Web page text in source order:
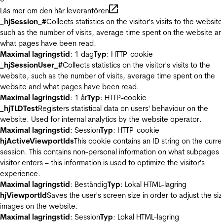
Läs mer om den här leverantören
_hjSession_#Collects statistics on the visitor's visits to the
such as the number of visits, average time spent on the website
what pages have been read.
Maximal lagringstid: 1 dagTyp: HTTP-cookie
_hjSessionUser_#Collects statistics on the visitor's visits to the
website, such as the number of visits, average time spent on the
website and what pages have been read.
Maximal lagringstid: 1 årTyp: HTTP-cookie
_hjTLDTestRegisters statistical data on users' behaviour on the
website. Used for internal analytics by the website operator.
Maximal lagringstid: SessionTyp: HTTP-cookie
hjActiveViewportIdsThis cookie contains an ID string on the
session. This contains non-personal information on what
visitor enters – this information is used to optimize the visitor's
experience.
Maximal lagringstid: BeständigTyp: Lokal HTML-lagring
hjViewportIdSaves the user's screen size in order to adjust the
images on the website.
Maximal lagringstid: SessionTyp: Lokal HTML-lagring